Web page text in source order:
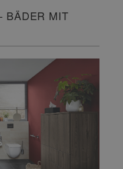
BÄDER MIT